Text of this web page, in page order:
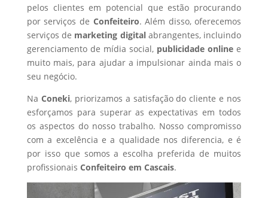
pelos clientes em potencial que estão procurando
por serviços de Confeiteiro. Além disso, oferecemos
serviços de marketing digital abrangentes, incluindo
gerenciamento de mídia social, publicidade online e
muito mais, para ajudar a impulsionar ainda mais o
seu negócio.
Na Coneki, priorizamos a satisfação do cliente e nos
esforçamos para superar as expectativas em todos
os aspectos do nosso trabalho. Nosso compromisso
com a excelência e a qualidade nos diferencia, e é
por isso que somos a escolha preferida de muitos
profissionais Confeiteiro em Cascais.